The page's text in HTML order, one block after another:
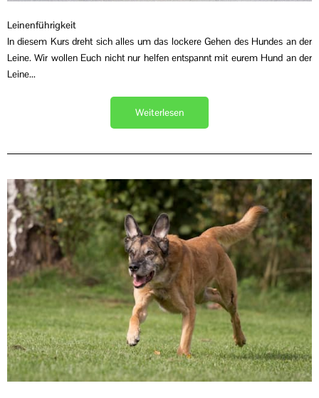
Leinenführigkeit
In diesem Kurs dreht sich alles um das lockere Gehen des Hundes an der
Leine. Wir wollen Euch nicht nur helfen entspannt mit eurem Hund an der
Leine...
Weiterlesen